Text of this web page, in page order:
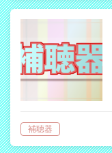
補聴器